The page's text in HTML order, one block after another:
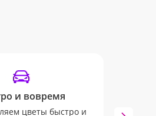
и вовремя
цветы быстро и